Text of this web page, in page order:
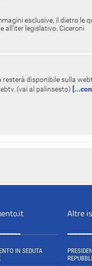
esclusive, il dietro le
all'iter legislativo. Ciceroni
disponibile sulla
(vai al palinsesto)
IN SEDUTA
Altre